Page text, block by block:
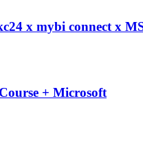
х mybi connect х
+ Microsoft